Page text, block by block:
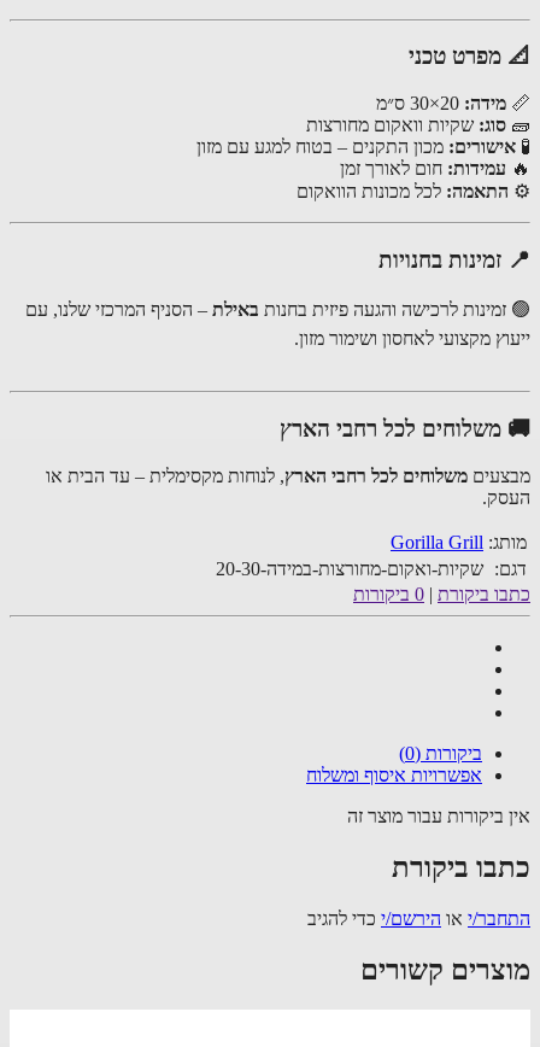
טכני
מידה:20×30 ס״מ
סוג: שקיות וואקום מחורצות
מכון התקנים – בטוח למגע עם מזון
עמידות:חום לאורך זמן
התאמה:לכל מכונות הוואקום
בחנויות
לרכישה והגעה פיזית בחנותבאילת– הסניף המרכזי שלנו, עם
מקצועי לאחסון ושימור מזון.
לכל רחבי הארץ
משלוחים לכל רחבי הארץ, לנוחות מקסימלית – עד הבית או
Gorilla Grill
שקיות-ואקום-מחורצות-במידה-20-30
ביקורת|0 ביקורות
ביקורות (0)
אפשרויות איסוף ומשלוח
ביקורות עבור מוצר זה
ביקורת
יאוהירשם/יכדי להגיב
קשורים